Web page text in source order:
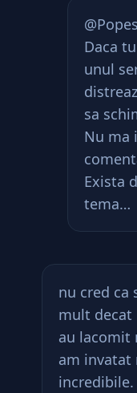
Daca
unul
sa
Nu ma
Exista
tema…
nu cred ca
mult decat
au lacomit
am invatat